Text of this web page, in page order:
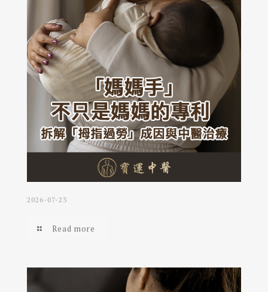
2026-07-23
Read more